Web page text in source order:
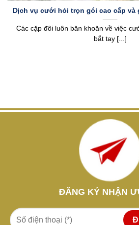
Dịch vụ cưới hỏi trọn gói cao cấp và
Các cặp đôi luôn băn khoăn về việc
bắt tay [...]
ĐĂNG KÝ NHẬN